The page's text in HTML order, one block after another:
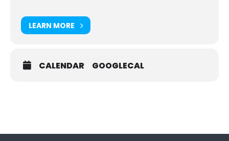
LEARN MORE
CALENDAR GOOGLECAL